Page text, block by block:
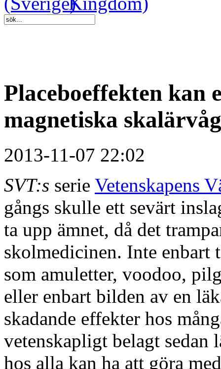
Placeboeffekten kan
magnetiska
2013-11-07 22:02
SVT:s serie Vetenskapens
gångs skulle ett sevärt
ta upp ämnet, då det
skolmedicinen. Inte
som amuletter, voodoo,
eller enbart bilden av en
skadande effekter hos
vetenskapligt belagt
hos alla kan ha att göra